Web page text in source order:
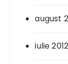
august
iulie 2012